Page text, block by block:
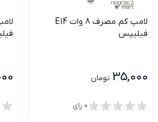
لامپ کم مصرف 8 وات E14
فیلیپس
35,000 تومان
0 رای